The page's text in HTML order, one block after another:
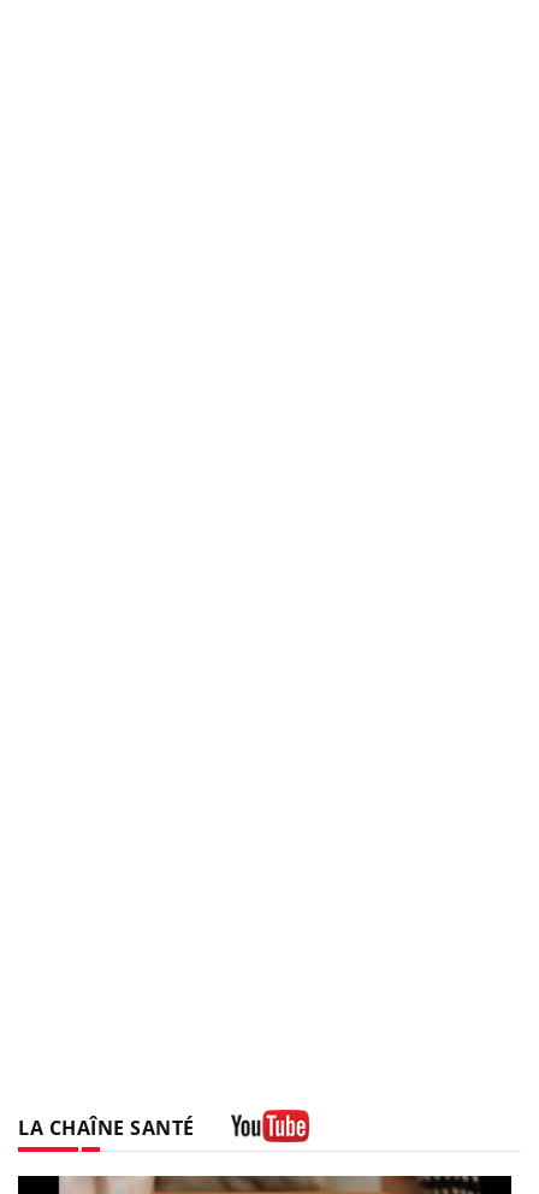
LA CHAÎNE SANTÉ